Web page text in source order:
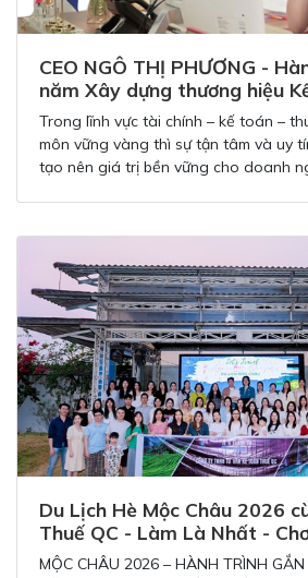
CEO NGÔ THỊ PHƯƠNG -
năm Xây dựng thương hiệu
QC
Trong lĩnh vực tài chính – kế toán –
môn vững vàng thì sự tận tâm và uy
tạo nên giá trị bền vững cho doanh
Toán Thuế QC trở thành đơn vị đồng
của hàng nghìn doanh nghiệp.
Du Lịch Hè Mộc Châu 2026
Thuế QC - Làm Là Nhất -
MỘC CHÂU 2026 – HÀNH TRÌNH GẮN